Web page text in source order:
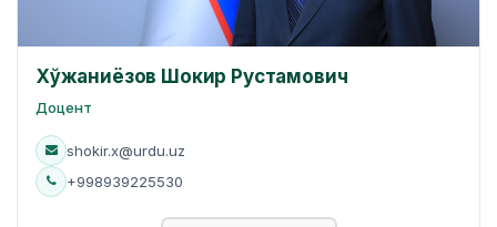
Хўжаниёзов Шокир Рустамович
Доцент
shokir.x@urdu.uz
+998939225530